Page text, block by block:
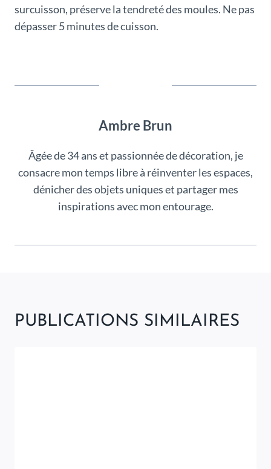
surcuisson, préserve la tendreté des moules. Ne pas
dépasser 5 minutes de cuisson.
Ambre Brun
Âgée de 34 ans et passionnée de décoration, je
consacre mon temps libre à réinventer les espaces,
dénicher des objets uniques et partager mes
inspirations avec mon entourage.
PUBLICATIONS SIMILAIRES